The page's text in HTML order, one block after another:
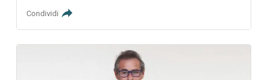
Condividi